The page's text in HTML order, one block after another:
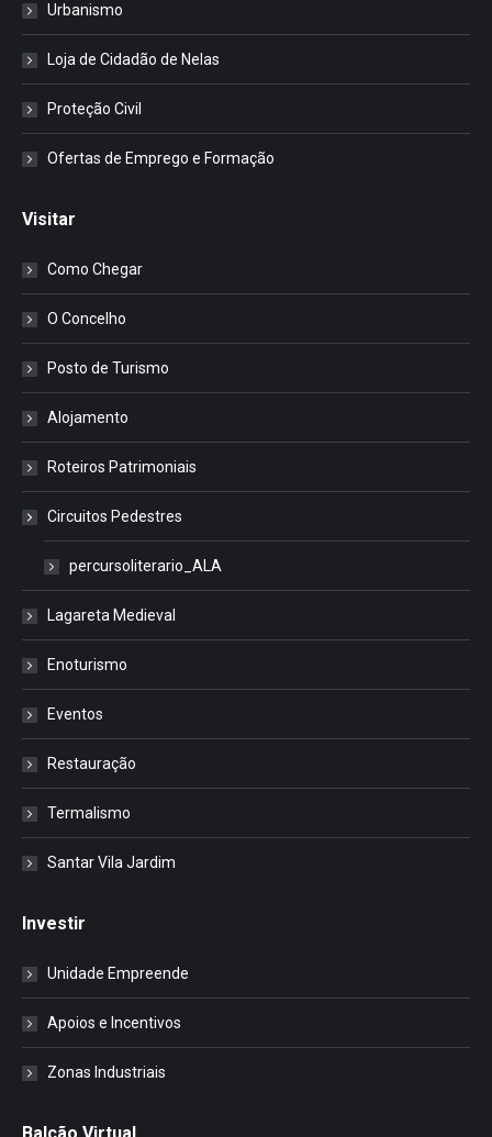
Urbanismo
Loja de Cidadão de Nelas
Proteção Civil
Ofertas de Emprego e Formação
Visitar
Como Chegar
O Concelho
Posto de Turismo
Alojamento
Roteiros Patrimoniais
Circuitos Pedestres
percursoliterario_ALA
Lagareta Medieval
Enoturismo
Eventos
Restauração
Termalismo
Santar Vila Jardim
Investir
Unidade Empreende
Apoios e Incentivos
Zonas Industriais